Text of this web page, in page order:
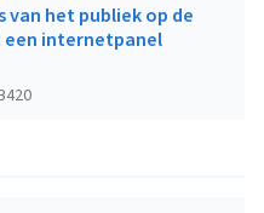
van het publiek op de
internetpanel